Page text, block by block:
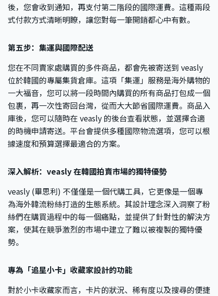
後，您會收到通知，再支付第二階段的國際運費。這種兩段
式付款方式清晰明瞭，讓您對每一筆開銷都心中有數。
第五步：集運與國際配送
您在不同賣家處購買的多件商品，都會先被寄送到 veasly
位於韓國的專屬集貨倉庫。這項「集運」服務是海外購物的
一大福音，您可以將一段時間內購買的所有商品打包成一個
包裹，再一次性寄回台灣，從而大大節省國際運費。商品入
庫後，您可以隨時在 veasly 的後台查看狀態，並選擇合適
的時機申請寄送。平台會提供多種國際物流選項，您可以根
據速度和預算選擇最適合的方案。
深入解析：veasly 在韓國拍賣市場的獨特優勢
veasly (畢思利) 不僅僅是一個代購工具，它更像是一個專
為海外韓流粉絲打造的生態系統。其設計理念深入洞察了粉
絲們在購買過程中的每一個痛點，並提供了針對性的解決方
案，使其在競爭激烈的市場中建立了難以被複製的獨特優
勢。
專為「追星小卡」收藏家設計的功能
對於小卡收藏家而言，卡片的狀況、稀有度以及搜尋的便捷